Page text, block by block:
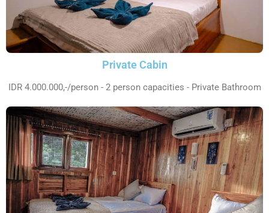
Private Cabin
IDR 4.000.000,-/person - 2 person capacities - Private Bathroom